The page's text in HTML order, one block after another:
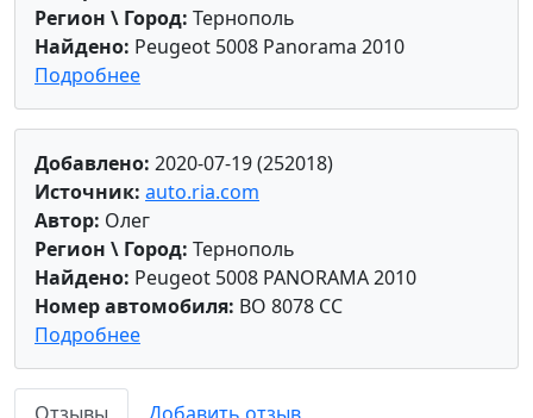
Регион \ Город: Тернополь
Найдено: Peugeot 5008 Panorama 2010
Подробнее
Добавлено: 2020-07-19 (252018)
Источник: auto.ria.com
Автор: Олег
Регион \ Город: Тернополь
Найдено: Peugeot 5008 PANORAMA 2010
Номер автомобиля: BO 8078 CC
Подробнее